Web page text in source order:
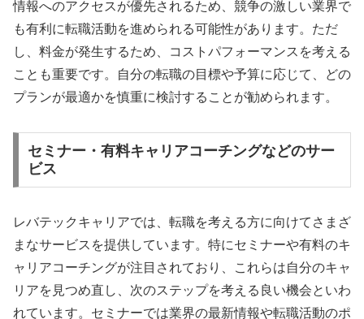
情報へのアクセスが優先されるため、競争の激しい業界で
も有利に転職活動を進められる可能性があります。ただ
し、料金が発生するため、コストパフォーマンスを考える
ことも重要です。自分の転職の目標や予算に応じて、どの
プランが最適かを慎重に検討することが勧められます。
セミナー・有料キャリアコーチングなどのサー
ビス
レバテックキャリアでは、転職を考える方に向けてさまざ
まなサービスを提供しています。特にセミナーや有料のキ
ャリアコーチングが注目されており、これらは自分のキャ
リアを見つめ直し、次のステップを考える良い機会といわ
れています。セミナーでは業界の最新情報や転職活動のポ